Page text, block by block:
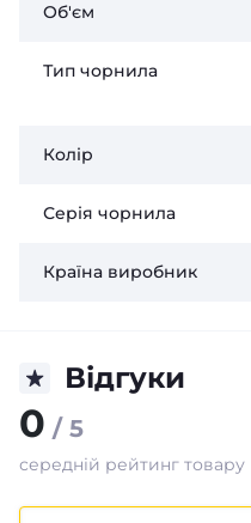
Об'єм
Тип чорнила
Колір
Серія чорнила
Країна виробник
Відгуки
0 / 5
середній рейтинг товару